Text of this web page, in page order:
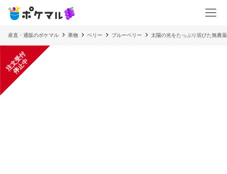
産直・通販のポケマル 果物 ベリー ブルーベリー 太陽の光をたっぷり浴びた無農
注
文
受
付
停
止
中